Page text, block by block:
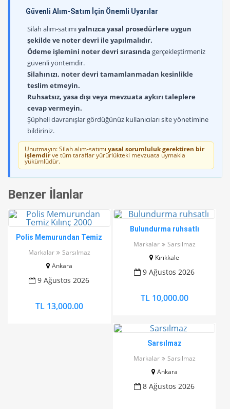
Güvenli Alım-Satım İçin Önemli Uyarılar
Silah alım-satımıyalnızca yasal prosedürlere uygun
şekilde ve noter devri ile yapılmalıdır.
Ödeme işlemini noter devri sırasında gerçekleştirmeniz
güvenli yöntemdir.
Silahınızı, noter devri tamamlanmadan kesinlikle
teslim etmeyin.
Ruhsatsız, yasa dışı veya mevzuata aykırı taleplere
cevap vermeyin.
Şüpheli davranışlar gördüğünüz kullanıcıları site yönetimine
bildiriniz.
Unutmayın: Silah alım-satımı yasal sorumluluk gerektiren bir
işlemdirve tüm taraflar yürürlükteki mevzuata uymakla
yükümlüdür.
Benzer İlanlar
Polis Memurundan Temiz
Markalar
Sarsılmaz
Ankara
9 Ağustos 2026
TL 13,000.00
Bulundurma ruhsatlı
Markalar
Sarsılmaz
Kırıkkale
9 Ağustos 2026
TL 10,000.00
Sarsılmaz
Markalar
Sarsılmaz
Ankara
8 Ağustos 2026